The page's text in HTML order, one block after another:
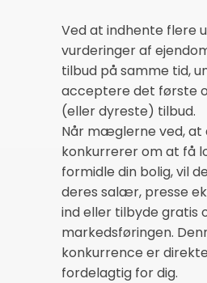
Ved at indhente flere
vurderinger af
tilbud på samme tid,
acceptere det første
(eller dyreste) tilbud.
Når mæglerne ved, at
konkurrerer om at få
formidle din bolig, vil
deres salær, presse
ind eller tilbyde gratis
markedsføringen.
konkurrence er
fordelagtig for dig.